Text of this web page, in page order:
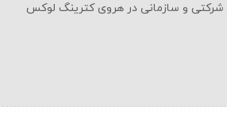
شرکتی و سازمانی در هروی کترینگ لوکس